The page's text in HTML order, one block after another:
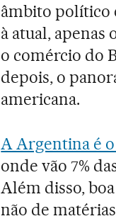
âmbito político
à atual, apenas
o comércio do
depois, o
americana.
A Argentina é
onde vão 7%
Além disso,
não de